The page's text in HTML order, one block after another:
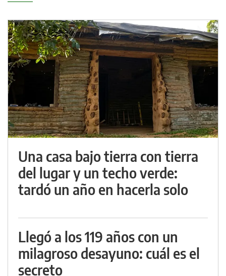
Una casa bajo tierra con tierra
del lugar y un techo verde:
tardó un año en hacerla solo
Llegó a los 119 años con un
milagroso desayuno: cuál es el
secreto